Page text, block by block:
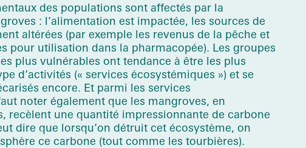
des populations sont affectés par la
: l’alimentation est impactée, les sources de
altérées (par exemple les revenus de la pêche et
pour utilisation dans la pharmacopée). Les groupes
plus vulnérables ont tendance à être les plus
d’activités (« services écosystémiques ») et se
encore. Et parmi les services
noter également que les mangroves, en
recèlent une quantité impressionnante de carbone
dire que lorsqu’on détruit cet écosystème, on
ce carbone (tout comme les tourbières).